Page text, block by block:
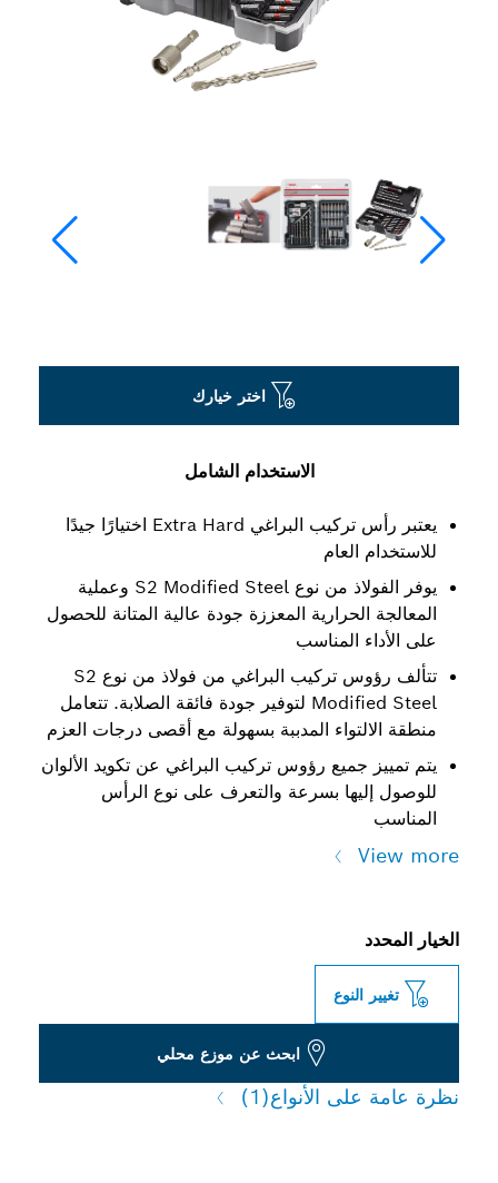
الاستخدام الشامل
يعتبر رأس تركيب البراغي Extra Hard اختيارًا جيدًا
للاستخدام العام
يوفر الفولاذ من نوع S2 Modified Steel وعملية
المعالجة الحرارية المعززة جودة عالية المتانة للحصول
على الأداء المناسب
تتألف رؤوس تركيب البراغي من فولاذ من نوع S2
Modified Steel لتوفير جودة فائقة الصلابة. تتعامل
منطقة الالتواء المدببة بسهولة مع أقصى درجات العزم
يتم تمييز جميع رؤوس تركيب البراغي عن تكويد الألوان
للوصول إليها بسرعة والتعرف على نوع الرأس
المناسب
View more
اختر خيارك
الخيار المحدد
تغيير النوع
ابحث عن موزع محلي
نظرة عامة على الأنواع(1)